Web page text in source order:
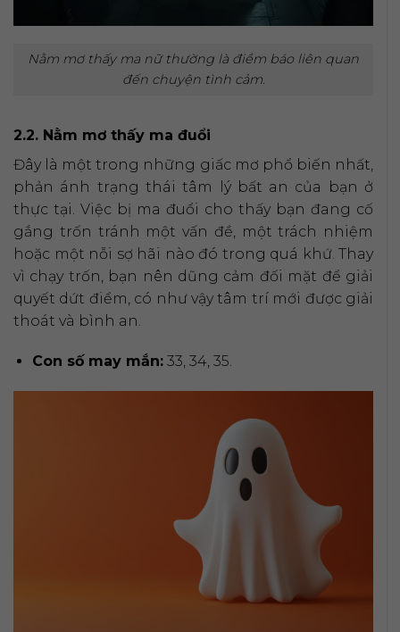
Nằm mơ thấy ma nữ thường là điềm báo liên quan
đến chuyện tình cảm.
2.2. Nằm mơ thấy ma đuổi
Đây là một trong những giấc mơ phổ biến nhất,
phản ánh trạng thái tâm lý bất an của bạn ở
thực tại. Việc bị ma đuổi cho thấy bạn đang cố
gắng trốn tránh một vấn đề, một trách nhiệm
hoặc một nỗi sợ hãi nào đó trong quá khứ. Thay
vì chạy trốn, bạn nên dũng cảm đối mặt để giải
quyết dứt điểm, có như vậy tâm trí mới được giải
thoát và bình an.
Con số may mắn:33, 34, 35.